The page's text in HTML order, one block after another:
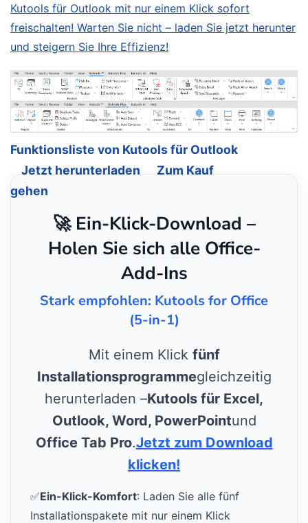
Kutools für Outlook mit nur einem Klick sofort
freischalten! Warten Sie nicht – laden Sie jetzt herunter
und steigern Sie Ihre Effizienz!
Funktionsliste von Kutools für Outlook
Jetzt herunterladen
Zum Kauf
gehen
🚀 Ein-Klick-Download –
Holen Sie sich alle Office-
Add-Ins
Stark empfohlen: Kutools for Office
(5-in-1)
Mit einem Klick fünf
Installationsprogrammegleichzeitig
herunterladen –Kutools für Excel,
Outlook, Word, PowerPointund
Office Tab Pro.Jetzt zum Download
klicken!
✅Ein-Klick-Komfort: Laden Sie alle fünf
Installationspakete mit nur einem Klick